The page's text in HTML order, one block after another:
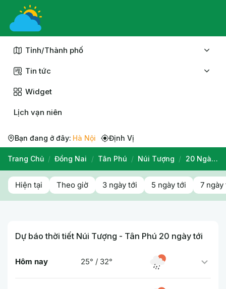
Chuyển
nội
Tỉnh/Thành phố
Tin tức
Widget
Lịch vạn niên
Bạn đang ở đây: Hà Nội Định Vị
Trang Chủ / Đồng Nai / Tân Phú / Núi Tượng / 20 Ngày Tới
Hiện tại Theo giờ 3 ngày tới 5 ngày tới 7 ngày
Dự báo thời tiết Núi Tượng - Tân Phú 20 ngày tới
Hôm nay 25° / 32°